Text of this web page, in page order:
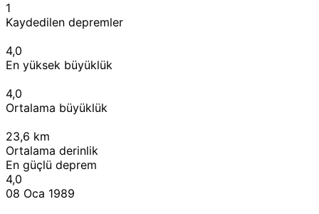
1
Kaydedilen depremler
4,0
En yüksek büyüklük
4,0
Ortalama büyüklük
23,6 km
Ortalama derinlik
En güçlü deprem
4,0
08 Oca 1989